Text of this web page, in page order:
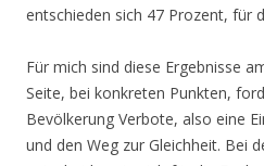
entschieden sich 47 Prozent, für
Für mich sind diese Ergebnisse
Seite, bei konkreten Punkten,
Bevölkerung Verbote, also eine
und den Weg zur Gleichheit. Bei